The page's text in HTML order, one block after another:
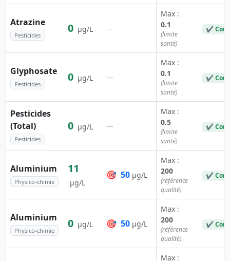
Atrazine
Pesticides
0 µg/L —
Max :
0.1
(limite
santé)
✔
Glyphosate
Pesticides
0 µg/L —
Max :
0.1
(limite
santé)
✔
Pesticides
(Total)
Pesticides
0 µg/L —
Max :
0.5
(limite
santé)
✔
Aluminium
Physico-chimie
11
µg/L
🎯 50 µg/L
Max :
200
(référence
qualité)
✔
Aluminium
Physico-chimie
0 µg/L 🎯 50 µg/L
Max :
200
(référence
qualité)
✔
Max :